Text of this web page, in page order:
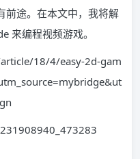
前途。在本文中，我将解
来编程视频游戏。
18/4/easy-2d-gam